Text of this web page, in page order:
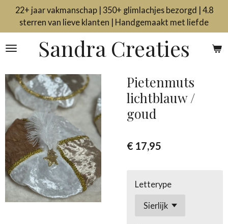
direct
naar
de
hoofdinhoudSandra Creaties
22+ jaar vakmanschap | 350+ glimlachjes bezorgd | 4.8
sterren van lieve klanten | Handgemaakt met liefde
Pietenmuts
lichtblauw /
goud
€ 17,95
Letterype